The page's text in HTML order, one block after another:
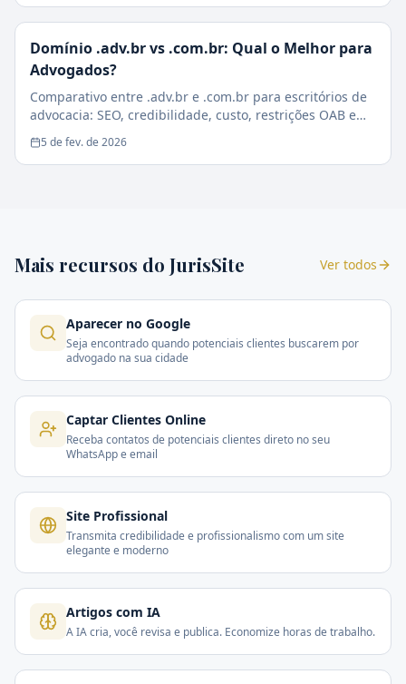
Domínio .adv.br vs .com.br: Qual o Melhor para
Advogados?
Comparativo entre .adv.br e .com.br para escritórios de
advocacia: SEO, credibilidade, custo, restrições OAB e
impacto na conversão de clientes.
5 de fev. de 2026
Mais recursos do JurisSite Ver todos
Aparecer no Google
Seja encontrado quando potenciais clientes buscarem por
advogado na sua cidade
Captar Clientes Online
Receba contatos de potenciais clientes direto no seu
WhatsApp e email
Site Profissional
Transmita credibilidade e profissionalismo com um site
elegante e moderno
Artigos com IA
A IA cria, você revisa e publica. Economize horas de trabalho.